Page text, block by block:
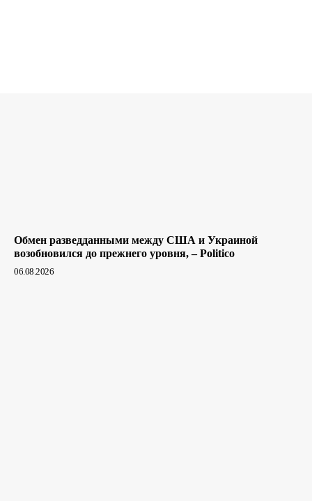
Обмен разведданными между США и Украиной
возобновился до прежнего уровня, – Politico
06.08.2026